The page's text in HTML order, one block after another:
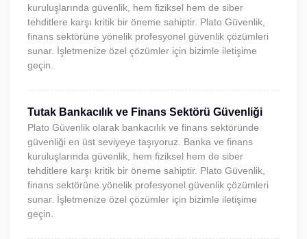
kuruluşlarında güvenlik, hem fiziksel hem de siber
tehditlere karşı kritik bir öneme sahiptir. Plato Güvenlik,
finans sektörüne yönelik profesyonel güvenlik çözümleri
sunar. İşletmenize özel çözümler için bizimle iletişime
geçin.
Tutak Bankacılık ve Finans Sektörü Güvenliği
Plato Güvenlik olarak bankacılık ve finans sektöründe
güvenliği en üst seviyeye taşıyoruz. Banka ve finans
kuruluşlarında güvenlik, hem fiziksel hem de siber
tehditlere karşı kritik bir öneme sahiptir. Plato Güvenlik,
finans sektörüne yönelik profesyonel güvenlik çözümleri
sunar. İşletmenize özel çözümler için bizimle iletişime
geçin.